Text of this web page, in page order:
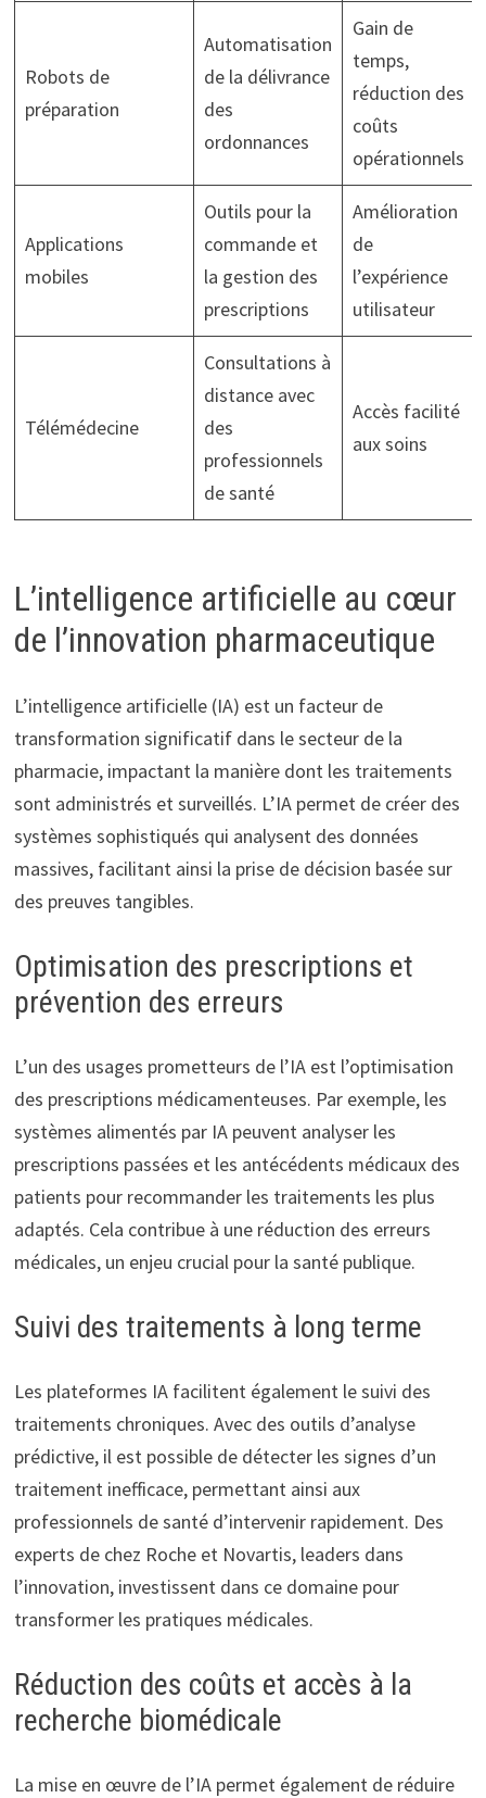
Robots de
préparation
Automatisation
de la délivrance
des
ordonnances
Gain de
temps,
réduction des
coûts
opérationnels
Applications
mobiles
Outils pour la
commande et
la gestion des
prescriptions
Amélioration
de
l’expérience
utilisateur
Télémédecine
Consultations à
distance avec
des
professionnels
de santé
Accès facilité
aux soins
L’intelligence artificielle au cœur
de l’innovation pharmaceutique
L’intelligence artificielle (IA) est un facteur de
transformation significatif dans le secteur de la
pharmacie, impactant la manière dont les traitements
sont administrés et surveillés. L’IA permet de créer des
systèmes sophistiqués qui analysent des données
massives, facilitant ainsi la prise de décision basée sur
des preuves tangibles.
Optimisation des prescriptions et
prévention des erreurs
L’un des usages prometteurs de l’IA est l’optimisation
des prescriptions médicamenteuses. Par exemple, les
systèmes alimentés par IA peuvent analyser les
prescriptions passées et les antécédents médicaux des
patients pour recommander les traitements les plus
adaptés. Cela contribue à une réduction des erreurs
médicales, un enjeu crucial pour la santé publique.
Suivi des traitements à long terme
Les plateformes IA facilitent également le suivi des
traitements chroniques. Avec des outils d’analyse
prédictive, il est possible de détecter les signes d’un
traitement inefficace, permettant ainsi aux
professionnels de santé d’intervenir rapidement. Des
experts de chez Roche et Novartis, leaders dans
l’innovation, investissent dans ce domaine pour
transformer les pratiques médicales.
Réduction des coûts et accès à la
recherche biomédicale
La mise en œuvre de l’IA permet également de réduire